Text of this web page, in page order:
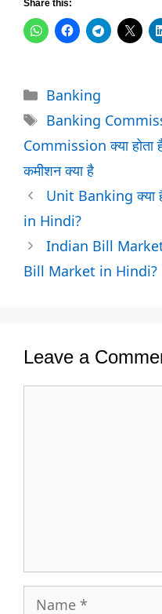
Share this:
Categories
Banking
Tags
Banking
Commission क्या होता
कमीशन क्या है
Unit Banking
in Hindi?
Indian Bill
Bill Market in Hindi?
Leave a
Name